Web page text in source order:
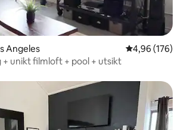
Angeles 4,96 av 5 i
4,96 (176)
+ unikt filmloft + pool + utsikt